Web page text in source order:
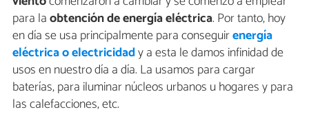
para laobtención de energía eléctrica. Por tanto, hoy
en día se usa principalmente para conseguirenergía
eléctrica o electricidady a esta le damos infinidad de
usos en nuestro día a día. La usamos para cargar
baterías, para iluminar núcleos urbanos u hogares y para
las calefacciones, etc.